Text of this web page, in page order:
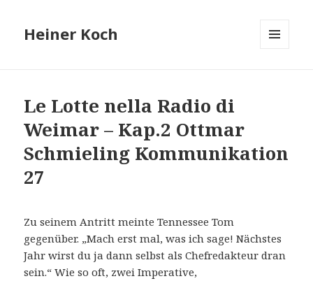
Heiner Koch
Le Lotte nella Radio di
Weimar – Kap.2 Ottmar
Schmieling Kommunikation
27
Zu seinem Antritt meinte Tennessee Tom
gegenüber. „Mach erst mal, was ich sage! Nächstes
Jahr wirst du ja dann selbst als Chefredakteur dran
sein.“ Wie so oft, zwei Imperative,